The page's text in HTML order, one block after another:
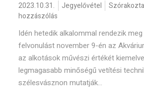
2023.10.31. Jegyelővétel
hozzászólás
Idén hetedik alkalommal rendezik
felvonulást november 9-én az
az alkotások művészi értékét
legmagasabb minőségű vetítési
szélesvásznon mutatják...